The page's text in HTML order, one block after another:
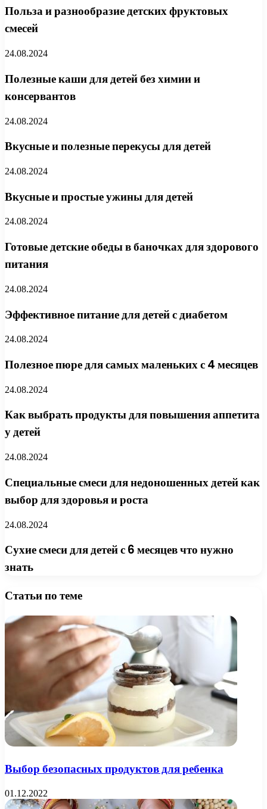
Польза и разнообразие детских фруктовых
смесей
24.08.2024
Полезные каши для детей без химии и
консервантов
24.08.2024
Вкусные и полезные перекусы для детей
24.08.2024
Вкусные и простые ужины для детей
24.08.2024
Готовые детские обеды в баночках для здорового
питания
24.08.2024
Эффективное питание для детей с диабетом
24.08.2024
Полезное пюре для самых маленьких с 4 месяцев
24.08.2024
Как выбрать продукты для повышения аппетита
у детей
24.08.2024
Специальные смеси для недоношенных детей как
выбор для здоровья и роста
24.08.2024
Сухие смеси для детей с 6 месяцев что нужно
знать
Статьи по теме
Выбор безопасных продуктов для ребенка
01.12.2022